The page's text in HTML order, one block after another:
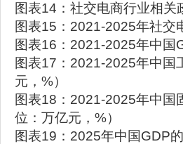
图表14：社交电商行业相关
图表15：2021-2025年社交
图表16：2021-2025年中国
图表17：2021-2025年中国
元，%）
图表18：2021-2025年中国
位：万亿元，%）
图表19：2025年中国GDP